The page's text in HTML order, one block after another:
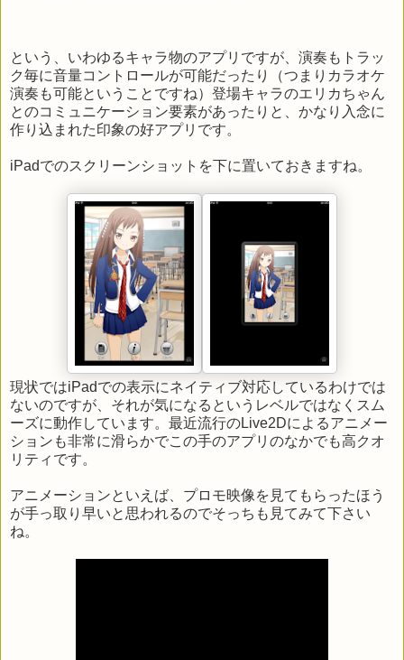
という、いわゆるキャラ物のアプリですが、演奏もトラッ
ク毎に音量コントロールが可能だったり（つまりカラオケ
演奏も可能ということですね）登場キャラのエリカちゃん
とのコミュニケーション要素があったりと、かなり入念に
作り込まれた印象の好アプリです。
iPadでのスクリーンショットを下に置いておきますね。
現状ではiPadでの表示にネイティブ対応しているわけでは
ないのですが、それが気になるというレベルではなくスム
ーズに動作しています。最近流行のLive2Dによるアニメー
ションも非常に滑らかでこの手のアプリのなかでも高クオ
リティです。
アニメーションといえば、プロモ映像を見てもらったほう
が手っ取り早いと思われるのでそっちも見てみて下さい
ね。